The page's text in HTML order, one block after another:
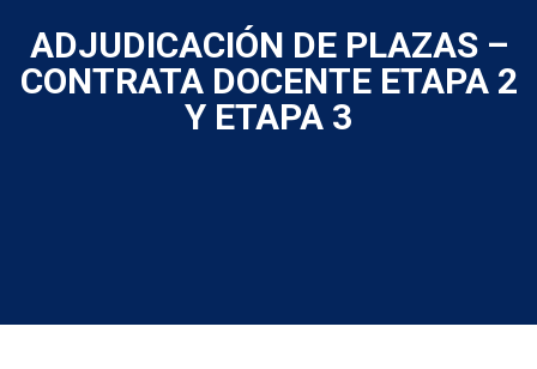
ADJUDICACIÓN DE PLAZAS –
CONTRATA DOCENTE ETAPA 2
Y ETAPA 3